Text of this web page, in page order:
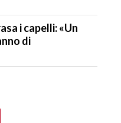
i capelli: «Un
di